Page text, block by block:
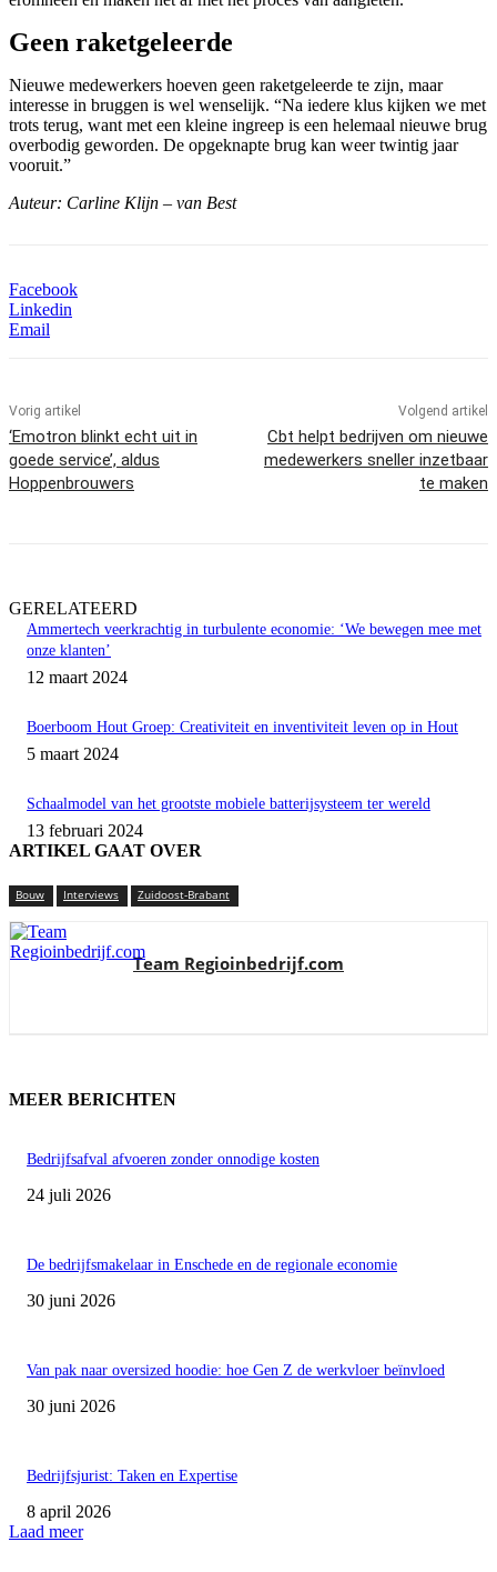
Geen raketgeleerde
Nieuwe medewerkers hoeven geen raketgeleerde te zijn, maar
interesse in bruggen is wel wenselijk. “Na iedere klus kijken we met
trots terug, want met een kleine ingreep is een helemaal nieuwe brug
overbodig geworden. De opgeknapte brug kan weer twintig jaar
vooruit.”
Auteur: Carline Klijn – van Best
Facebook
Linkedin
Email
Vorig artikel
‘Emotron blinkt echt uit in
goede service’, aldus
Hoppenbrouwers
Volgend artikel
Cbt helpt bedrijven om nieuwe
medewerkers sneller inzetbaar
te maken
GERELATEERD
Ammertech veerkrachtig in turbulente economie: ‘We bewegen mee met
onze klanten’
12 maart 2024
Boerboom Hout Groep: Creativiteit en inventiviteit leven op in Hout
5 maart 2024
Schaalmodel van het grootste mobiele batterijsysteem ter wereld
13 februari 2024
ARTIKEL GAAT OVER
Bouw Interviews Zuidoost-Brabant
Team Regioinbedrijf.com
MEER BERICHTEN
Bedrijfsafval afvoeren zonder onnodige kosten
24 juli 2026
De bedrijfsmakelaar in Enschede en de regionale economie
30 juni 2026
Van pak naar oversized hoodie: hoe Gen Z de werkvloer beïnvloed
30 juni 2026
Bedrijfsjurist: Taken en Expertise
8 april 2026
Laad meer